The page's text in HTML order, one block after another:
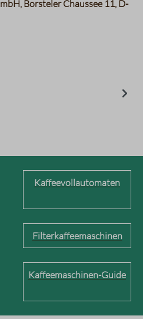
Borsteler Chaussee 11, D-
Kaffeevollautomaten
Filterkaffeemaschinen
Kaffeemaschinen-Guide